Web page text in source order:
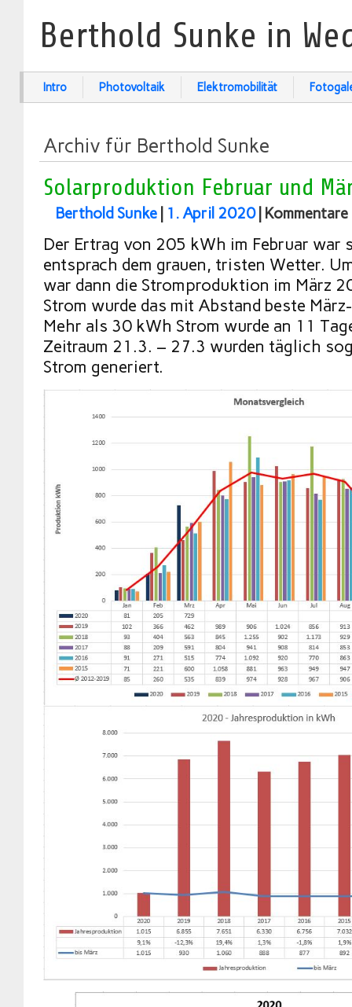
Berthold Sunke in
Intro Photovoltaik Elektromobilität
Archiv für Berthold Sunke
Solarproduktion Februar und
Berthold Sunke 1. April 2020|
Der Ertrag von 205 kWh im Februar war
entsprach dem grauen, tristen Wetter.
war dann die Stromproduktion im März
Strom wurde das mit Abstand beste
Mehr als 30 kWh Strom wurde an 11
Zeitraum 21.3. – 27.3 wurden täglich
Strom generiert.